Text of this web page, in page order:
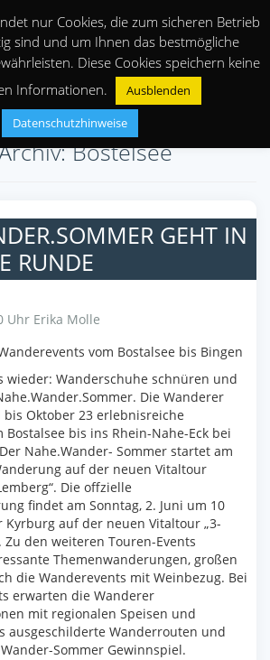
Bostelsee
GEHT IN
RUNDE
Uhr Erika Molle
vom Bostalsee bis Bingen
wieder: Wanderschuhe schnüren und
Die Wanderer
Oktober 23 erlebnisreiche
bis ins Rhein-Nahe-Eck bei
Nahe.Wander- Sommer startet am
auf der neuen Vitaltour
Die offzielle
findet am Sonntag, 2. Juni um 10
auf der neuen Vitaltour „3-
Zu den weiteren Touren-Events
Themenwanderungen, großen
die Wanderevents mit Weinbezug. Bei
erwarten die Wanderer
mit regionalen Speisen und
ausgeschilderte Wanderrouten und
Sommer Gewinnspiel.
nur Cookies, die zum sicheren Betrieb
sind und um Ihnen das bestmögliche
Diese Cookies speichern keine
Informationen.
Ausblenden
Datenschutzhinweise